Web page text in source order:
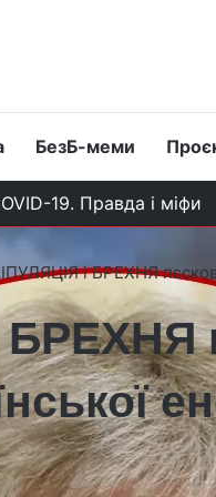
БезБ-меми
19. Правда і міфи
і БРЕХНЯ